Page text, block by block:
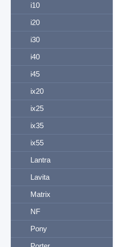
i10
i20
i30
i40
i45
ix20
ix25
ix35
ix55
Lantra
Lavita
Matrix
NF
Pony